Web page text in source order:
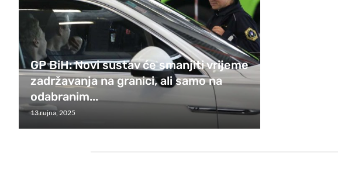
GP BiH: Novi sustav će smanjiti vrijeme
zadržavanja na granici, ali samo na
odabranim...
13 rujna, 2025